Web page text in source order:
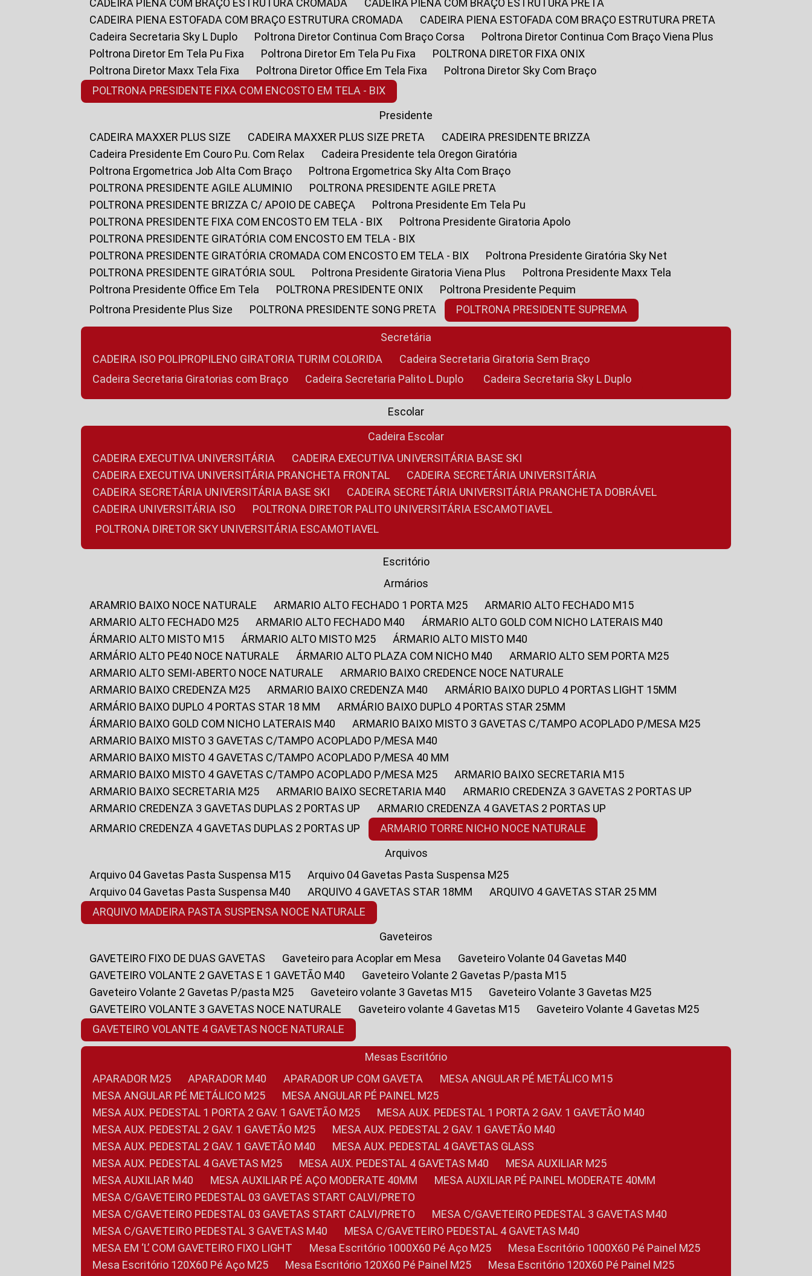
CADEIRA PIENA COM BRAÇO ESTRUTURA CROMADA
CADEIRA PIENA COM BRAÇO ESTRUTURA PRETA
CADEIRA PIENA ESTOFADA COM BRAÇO ESTRUTURA CROMADA
CADEIRA PIENA ESTOFADA COM BRAÇO ESTRUTURA PRETA
Cadeira Secretaria Sky L Duplo
Poltrona Diretor Continua Com Braço Corsa
Poltrona Diretor Continua Com Braço Viena Plus
Poltrona Diretor Em Tela Pu Fixa
Poltrona Diretor Em Tela Pu Fixa
POLTRONA DIRETOR FIXA ONIX
Poltrona Diretor Maxx Tela Fixa
Poltrona Diretor Office Em Tela Fixa
Poltrona Diretor Sky Com Braço
POLTRONA PRESIDENTE FIXA COM ENCOSTO EM TELA - BIX
Presidente
CADEIRA MAXXER PLUS SIZE
CADEIRA MAXXER PLUS SIZE PRETA
CADEIRA PRESIDENTE BRIZZA
Cadeira Presidente Em Couro P.u. Com Relax
Cadeira Presidente tela Oregon Giratória
Poltrona Ergometrica Job Alta Com Braço
Poltrona Ergometrica Sky Alta Com Braço
POLTRONA PRESIDENTE AGILE ALUMINIO
POLTRONA PRESIDENTE AGILE PRETA
POLTRONA PRESIDENTE BRIZZA C/ APOIO DE CABEÇA
Poltrona Presidente Em Tela Pu
POLTRONA PRESIDENTE FIXA COM ENCOSTO EM TELA - BIX
Poltrona Presidente Giratoria Apolo
POLTRONA PRESIDENTE GIRATÓRIA COM ENCOSTO EM TELA - BIX
POLTRONA PRESIDENTE GIRATÓRIA CROMADA COM ENCOSTO EM TELA - BIX
Poltrona Presidente Giratória Sky Net
POLTRONA PRESIDENTE GIRATÓRIA SOUL
Poltrona Presidente Giratoria Viena Plus
Poltrona Presidente Maxx Tela
Poltrona Presidente Office Em Tela
POLTRONA PRESIDENTE ONIX
Poltrona Presidente Pequim
Poltrona Presidente Plus Size
POLTRONA PRESIDENTE SONG PRETA POLTRONA PRESIDENTE SUPREMA
Secretária
CADEIRA ISO POLIPROPILENO GIRATORIA TURIM COLORIDA
Cadeira Secretaria Giratoria Sem Braço
Cadeira Secretaria Giratorias com Braço
Cadeira Secretaria Palito L Duplo Cadeira Secretaria Sky L Duplo
Escolar
Cadeira Escolar
CADEIRA EXECUTIVA UNIVERSITÁRIA
CADEIRA EXECUTIVA UNIVERSITÁRIA BASE SKI
CADEIRA EXECUTIVA UNIVERSITÁRIA PRANCHETA FRONTAL
CADEIRA SECRETÁRIA UNIVERSITÁRIA
CADEIRA SECRETÁRIA UNIVERSITÁRIA BASE SKI
CADEIRA SECRETÁRIA UNIVERSITÁRIA PRANCHETA DOBRÁVEL
CADEIRA UNIVERSITÁRIA ISO
POLTRONA DIRETOR PALITO UNIVERSITÁRIA ESCAMOTIAVEL
POLTRONA DIRETOR SKY UNIVERSITÁRIA ESCAMOTIAVEL
Escritório
Armários
ARAMRIO BAIXO NOCE NATURALE
ARMARIO ALTO FECHADO 1 PORTA M25
ARMARIO ALTO FECHADO M15
ARMARIO ALTO FECHADO M25
ARMARIO ALTO FECHADO M40
ÁRMARIO ALTO GOLD COM NICHO LATERAIS M40
ÁRMARIO ALTO MISTO M15
ÁRMARIO ALTO MISTO M25
ÁRMARIO ALTO MISTO M40
ARMÁRIO ALTO PE40 NOCE NATURALE
ÁRMARIO ALTO PLAZA COM NICHO M40
ARMARIO ALTO SEM PORTA M25
ARMARIO ALTO SEMI-ABERTO NOCE NATURALE
ARMARIO BAIXO CREDENCE NOCE NATURALE
ARMARIO BAIXO CREDENZA M25
ARMARIO BAIXO CREDENZA M40
ARMÁRIO BAIXO DUPLO 4 PORTAS LIGHT 15MM
ARMÁRIO BAIXO DUPLO 4 PORTAS STAR 18 MM
ARMÁRIO BAIXO DUPLO 4 PORTAS STAR 25MM
ÁRMARIO BAIXO GOLD COM NICHO LATERAIS M40
ARMARIO BAIXO MISTO 3 GAVETAS C/TAMPO ACOPLADO P/MESA M25
ARMARIO BAIXO MISTO 3 GAVETAS C/TAMPO ACOPLADO P/MESA M40
ARMARIO BAIXO MISTO 4 GAVETAS C/TAMPO ACOPLADO P/MESA 40 MM
ARMARIO BAIXO MISTO 4 GAVETAS C/TAMPO ACOPLADO P/MESA M25
ARMARIO BAIXO SECRETARIA M15
ARMARIO BAIXO SECRETARIA M25
ARMARIO BAIXO SECRETARIA M40
ARMARIO CREDENZA 3 GAVETAS 2 PORTAS UP
ARMARIO CREDENZA 3 GAVETAS DUPLAS 2 PORTAS UP
ARMARIO CREDENZA 4 GAVETAS 2 PORTAS UP
ARMARIO CREDENZA 4 GAVETAS DUPLAS 2 PORTAS UP
ARMARIO TORRE NICHO NOCE NATURALE
Arquivos
Arquivo 04 Gavetas Pasta Suspensa M15
Arquivo 04 Gavetas Pasta Suspensa M25
Arquivo 04 Gavetas Pasta Suspensa M40
ARQUIVO 4 GAVETAS STAR 18MM
ARQUIVO 4 GAVETAS STAR 25 MM
ARQUIVO MADEIRA PASTA SUSPENSA NOCE NATURALE
Gaveteiros
GAVETEIRO FIXO DE DUAS GAVETAS
Gaveteiro para Acoplar em Mesa
Gaveteiro Volante 04 Gavetas M40
GAVETEIRO VOLANTE 2 GAVETAS E 1 GAVETÃO M40
Gaveteiro Volante 2 Gavetas P/pasta M15
Gaveteiro Volante 2 Gavetas P/pasta M25
Gaveteiro volante 3 Gavetas M15
Gaveteiro Volante 3 Gavetas M25
GAVETEIRO VOLANTE 3 GAVETAS NOCE NATURALE
Gaveteiro volante 4 Gavetas M15
Gaveteiro Volante 4 Gavetas M25
GAVETEIRO VOLANTE 4 GAVETAS NOCE NATURALE
Mesas Escritório
APARADOR M25
APARADOR M40 APARADOR UP COM GAVETA
MESA ANGULAR PÉ METÁLICO M15
MESA ANGULAR PÉ METÁLICO M25
MESA ANGULAR PÉ PAINEL M25
MESA AUX. PEDESTAL 1 PORTA 2 GAV. 1 GAVETÃO M25
MESA AUX. PEDESTAL 1 PORTA 2 GAV. 1 GAVETÃO M40
MESA AUX. PEDESTAL 2 GAV. 1 GAVETÃO M25
MESA AUX. PEDESTAL 2 GAV. 1 GAVETÃO M40
MESA AUX. PEDESTAL 2 GAV. 1 GAVETÃO M40
MESA AUX. PEDESTAL 4 GAVETAS GLASS
MESA AUX. PEDESTAL 4 GAVETAS M25
MESA AUX. PEDESTAL 4 GAVETAS M40
MESA AUXILIAR M25
MESA AUXILIAR M40
MESA AUXILIAR PÉ AÇO MODERATE 40MM
MESA AUXILIAR PÉ PAINEL MODERATE 40MM
MESA C/GAVETEIRO PEDESTAL 03 GAVETAS START CALVI/PRETO
MESA C/GAVETEIRO PEDESTAL 03 GAVETAS START CALVI/PRETO
MESA C/GAVETEIRO PEDESTAL 3 GAVETAS M40
MESA C/GAVETEIRO PEDESTAL 3 GAVETAS M40
MESA C/GAVETEIRO PEDESTAL 4 GAVETAS M40
MESA EM ‘L’ COM GAVETEIRO FIXO LIGHT
Mesa Escritório 1000X60 Pé Aço M25
Mesa Escritório 1000X60 Pé Painel M25
Mesa Escritório 120X60 Pé Aço M25
Mesa Escritório 120X60 Pé Painel M25
Mesa Escritório 120X60 Pé Painel M25